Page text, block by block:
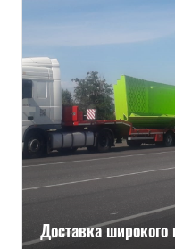
Доставка широкого